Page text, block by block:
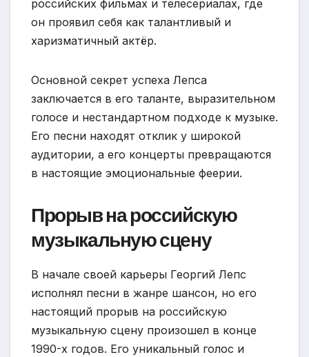
российских фильмах и телесериалах, где
он проявил себя как талантливый и
харизматичный актёр.
Основной секрет успеха Лепса
заключается в его таланте, выразительном
голосе и нестандартном подходе к музыке.
Его песни находят отклик у широкой
аудитории, а его концерты превращаются
в настоящие эмоциональные феерии.
Прорыв на российскую
музыкальную сцену
В начале своей карьеры Георгий Лепс
исполнял песни в жанре шансон, но его
настоящий прорыв на российскую
музыкальную сцену произошел в конце
1990-х годов. Его уникальный голос и